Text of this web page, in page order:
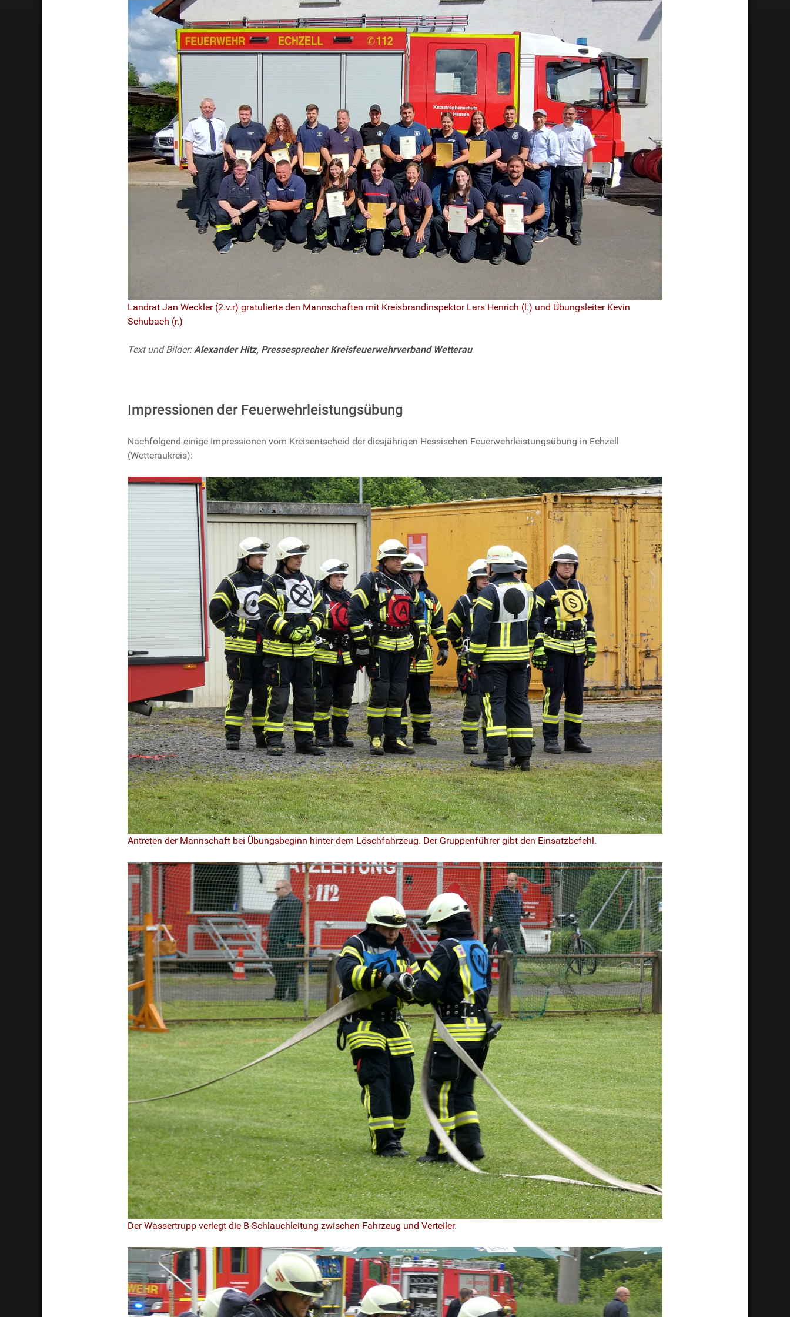
Landrat Jan Weckler (2.v.r) gratulierte den Mannschaften mit Kreisbrandinspektor Lars Henrich (l.) und Übungsleiter Kevin
Schubach (r.)
Text und Bilder:Alexander Hitz, Pressesprecher Kreisfeuerwehrverband Wetterau
Impressionen der Feuerwehrleistungsübung
Nachfolgend einige Impressionen vom Kreisentscheid der diesjährigen Hessischen Feuerwehrleistungsübung in Echzell
(Wetteraukreis):
Antreten der Mannschaft bei Übungsbeginn hinter dem Löschfahrzeug. Der Gruppenführer gibt den Einsatzbefehl.
Der Wassertrupp verlegt die B-Schlauchleitung zwischen Fahrzeug und Verteiler.